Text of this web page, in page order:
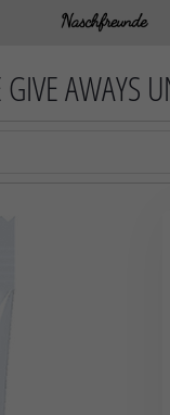
AWAYS